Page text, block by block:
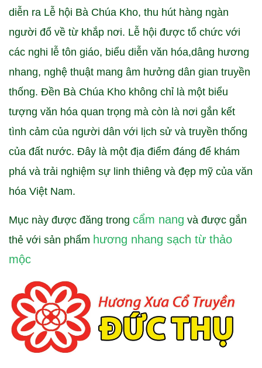
diễn ra Lễ hội Bà Chúa Kho, thu hút hàng ngàn
người đổ về từ khắp nơi. Lễ hội được tổ chức với
các nghi lễ tôn giáo, biểu diễn văn hóa,dâng hương
nhang, nghệ thuật mang âm hưởng dân gian truyền
thống. Đền Bà Chúa Kho không chỉ là một biểu
tượng văn hóa quan trọng mà còn là nơi gắn kết
tình cảm của người dân với lịch sử và truyền thống
của đất nước. Đây là một địa điểm đáng để khám
phá và trải nghiệm sự linh thiêng và đẹp mỹ của văn
hóa Việt Nam.
Mục này được đăng trong cẩm nang và được gắn
thẻ với sản phẩm hương nhang sạch từ thảo
mộc